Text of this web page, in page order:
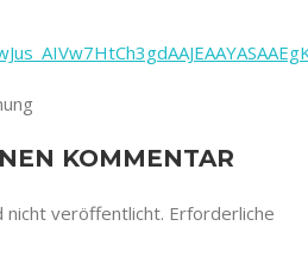
KOMMENTAR
nicht veröffentlicht. Erforderliche